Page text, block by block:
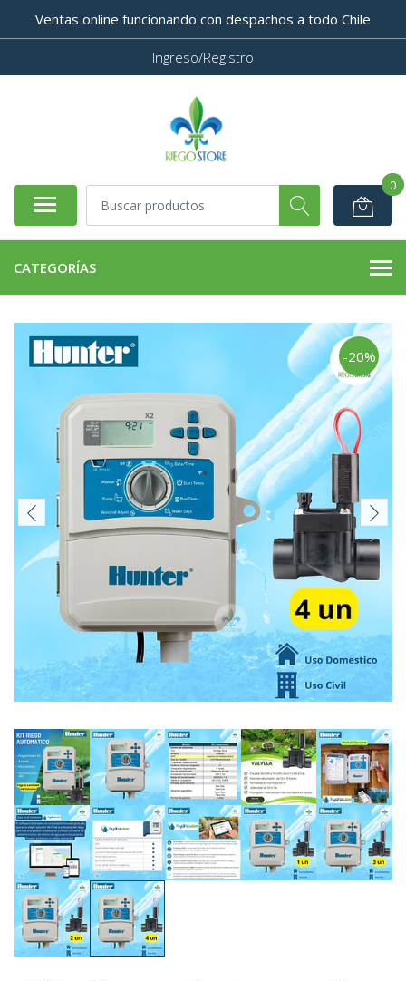
Ventas online funcionando con despachos a todo Chile
Ingreso/Registro
0
CATEGORÍAS
-20%